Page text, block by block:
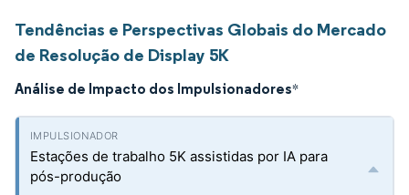
Tendências e Perspectivas Globais do Mercado
de Resolução de Display 5K
Análise de Impacto dos Impulsionadores*
Estações de trabalho 5K assistidas por IA para
pós-produção